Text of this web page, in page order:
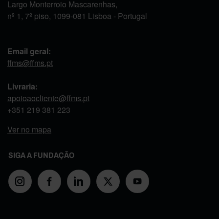
Largo Monterroio Mascarenhas,
nº 1, 7º piso, 1099-081 Lisboa - Portugal
Email geral:
ffms@ffms.pt
Livraria:
apoioaocliente@ffms.pt
+351 219 381 223
Ver no mapa
SIGA A FUNDAÇÃO